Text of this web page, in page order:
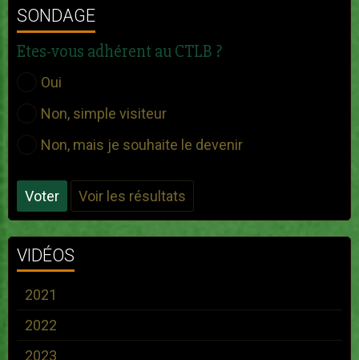
SONDAGE
Etes-vous adhérent au CTLB ?
Oui
Non, simple visiteur
Non, mais je souhaite le devenir
Voter Voir les résultats
VIDÉOS
2021
2022
2023